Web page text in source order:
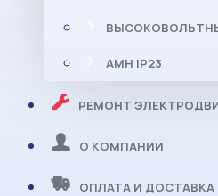
АМН IP23
РЕМОНТ
О КОМПАНИИ
ОПЛАТА И ДОСТАВКА